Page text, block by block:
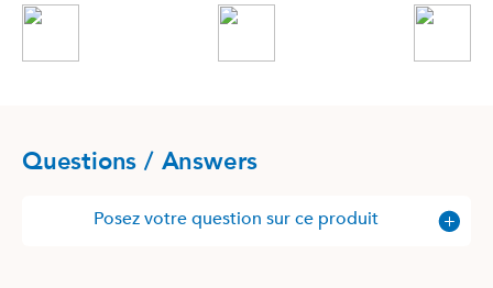
Questions / Answers
Posez votre question sur ce produit